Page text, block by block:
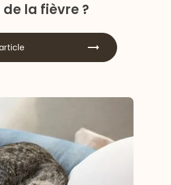
de la fièvre ?